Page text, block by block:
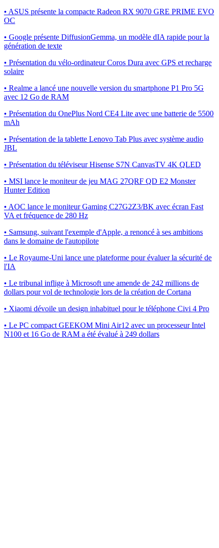
• ASUS présente la compacte Radeon RX 9070 GRE PRIME EVO
OC
• Google présente DiffusionGemma, un modèle dIA rapide pour la
génération de texte
• Présentation du vélo-ordinateur Coros Dura avec GPS et recharge
solaire
• Realme a lancé une nouvelle version du smartphone P1 Pro 5G
avec 12 Go de RAM
• Présentation du OnePlus Nord CE4 Lite avec une batterie de 5500
mAh
• Présentation de la tablette Lenovo Tab Plus avec système audio
JBL
• Présentation du téléviseur Hisense S7N CanvasTV 4K QLED
• MSI lance le moniteur de jeu MAG 27QRF QD E2 Monster
Hunter Edition
• AOC lance le moniteur Gaming C27G2Z3/BK avec écran Fast
VA et fréquence de 280 Hz
• Samsung, suivant l'exemple d'Apple, a renoncé à ses ambitions
dans le domaine de l'autopilote
• Le Royaume-Uni lance une plateforme pour évaluer la sécurité de
l'IA
• Le tribunal inflige à Microsoft une amende de 242 millions de
dollars pour vol de technologie lors de la création de Cortana
• Xiaomi dévoile un design inhabituel pour le téléphone Civi 4 Pro
• Le PC compact GEEKOM Mini Air12 avec un processeur Intel
N100 et 16 Go de RAM a été évalué à 249 dollars